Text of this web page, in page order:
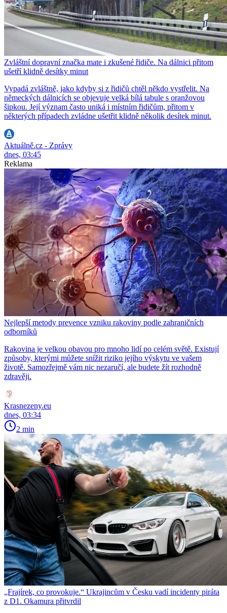
Zvláštní dopravní značka mate i zkušené řidiče. Na dálnici přitom
ušetří klidně desítky minut
Vypadá zvláštně, jako kdyby si z řidičů chtěl někdo vystřelit. Na
německých dálnicích se objevuje velká bílá tabule s oranžovou
šipkou. Její význam často uniká i místním řidičům, přitom v
některých případech zvládne ušetřit klidně několik desítek minut.
Aktuálně.cz - Zprávy
dnes, 03:45
Reklama
Nejlepší metody prevence vzniku rakoviny podle zahraničních
odborníků
Rakovina je velkou obavou pro mnoho lidí po celém světě. Existují
způsoby, kterými můžete snížit riziko jejího výskytu ve vašem
životě. Samozřejmě vám nic nezaručí, ale budete žít rozhodně
zdravěji.
Krasnezeny.eu
dnes, 03:34
2 min
„Frajírek, co provokuje.“ Ukrajincům v Česku vadí incidenty piráta
z D1. Okamura přitvrdil